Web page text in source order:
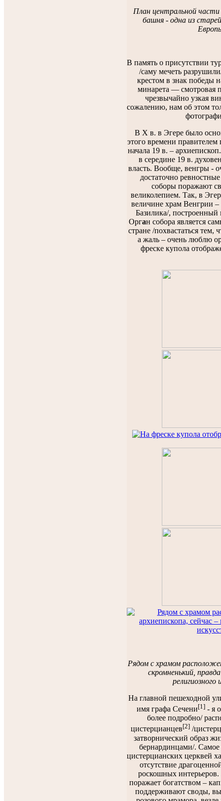
План центральной
башня - одна из
В память о присутствии
/саму мечеть
крестом в знак победы
минарета — смотровая
чрезвычайно узкая
сожалению, нам об этом
В Х в. в Эгере было
этого времени правителем
начала 19 в. –
в середине 19 в.
власть. Вообще, венгры -
достаточно
соборы поражают
великолепием. Так, в
величине храм Венгрии
Базилика/, построенный
Орган собора является
стране /похвастаться тем,
а жаль – очень люблю
фреске купола
Рядом с храмом
скромненький,
религиозного
На главной пешеходной
имя графа Сечени[1]- я
более подробно/
цистерцианцев[2]/
затворнический образ
бернардинцами/. Самое
цистерцианских церквей
отсутствие
роскошных
поражает богатством –
поддерживают своды,